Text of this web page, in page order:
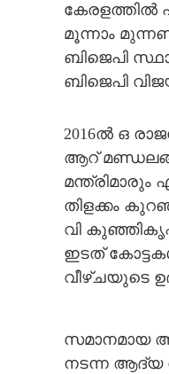
മൂന്നാം
ബിജെപി
ബിജെപി
2016ല്‍ ഒ
ആറ്
തിളക്കം
വി
ഇടത്
വീഴ്ചയുടെ
സമാനമായ
നടന്ന ആദ്യ